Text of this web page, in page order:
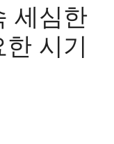
세심한
시기